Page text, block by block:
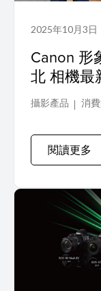
2025年10月3日
Canon 形
北 相機最新機種現場體驗，搭配開幕
好禮多重
攝影產品 消
閱讀更多